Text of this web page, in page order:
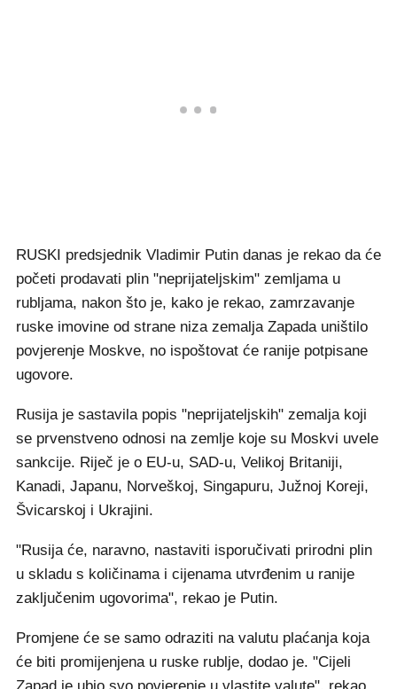
RUSKI predsjednik Vladimir Putin danas je rekao da će
početi prodavati plin "neprijateljskim" zemljama u
rubljama, nakon što je, kako je rekao, zamrzavanje
ruske imovine od strane niza zemalja Zapada uništilo
povjerenje Moskve, no ispoštovat će ranije potpisane
ugovore.
Rusija je sastavila popis "neprijateljskih" zemalja koji
se prvenstveno odnosi na zemlje koje su Moskvi uvele
sankcije. Riječ je o EU-u, SAD-u, Velikoj Britaniji,
Kanadi, Japanu, Norveškoj, Singapuru, Južnoj Koreji,
Švicarskoj i Ukrajini.
"Rusija će, naravno, nastaviti isporučivati prirodni plin
u skladu s količinama i cijenama utvrđenim u ranije
zaključenim ugovorima", rekao je Putin.
Promjene će se samo odraziti na valutu plaćanja koja
će biti promijenjena u ruske rublje, dodao je. "Cijeli